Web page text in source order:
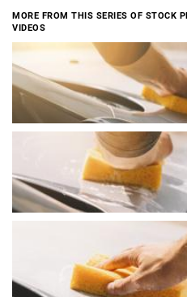
MORE FROM THIS SERIES OF STOCK
VIDEOS